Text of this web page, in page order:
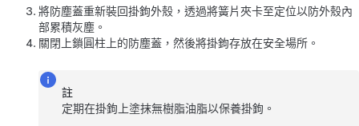
將防塵蓋重新裝回掛鉤外殼，透過將簧片夾卡至定位以防外殼內
部累積灰塵。
關閉上鎖圓柱上的防塵蓋，然後將掛鉤存放在安全場所。
註
定期在掛鉤上塗抹無樹脂油脂以保養掛鉤。